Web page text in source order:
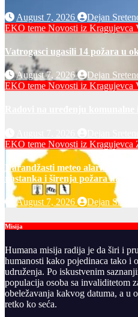
August 7, 2026
Dejan
EKO teme Novosti iz Kragujevca
Vatrogasci ugasili 14 požara u
August 7, 2026
Dejan
EKO teme Novosti iz Kragujevca
EKO teme Novosti iz Kragujevca
Narandžasti meteo alarm u
nastanka i širenja požara na
August 7, 2026 Dejan
Misija
Humana misija radija je da širi i
humanosti kako pojedinaca tako i
udruženja. Po iskustvenim
populacija osoba sa invaliditetom
obeležavanja kakvog datuma, a u
retko ko seća.